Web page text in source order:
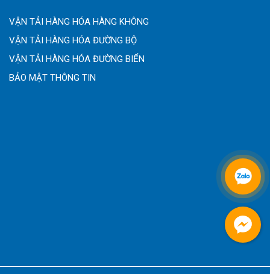
VẬN TẢI HÀNG HÓA HÀNG KHÔNG
VẬN TẢI HÀNG HÓA ĐƯỜNG BỘ
VẬN TẢI HÀNG HÓA ĐƯỜNG BIỂN
BẢO MẬT THÔNG TIN